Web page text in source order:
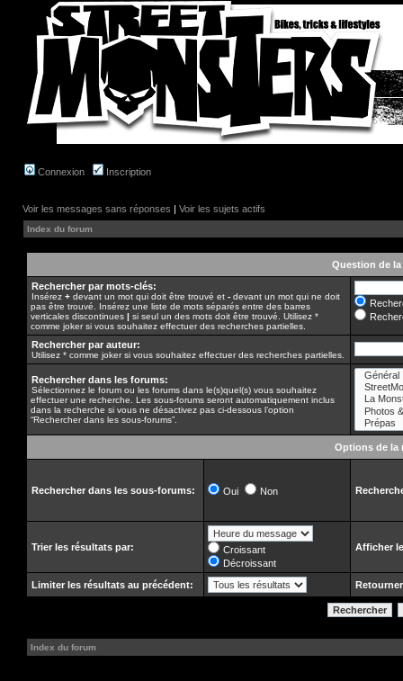
Connexion Inscription
Voir les messages sans réponses | Voir les sujets actifs
Index du forum
Question de la
Rechercher par mots-clés:
Insérez + devant un mot qui doit être trouvé et - devant un mot qui ne doit
pas être trouvé. Insérez une liste de mots séparés entre des barres
verticales discontinues | si seul un des mots doit être trouvé. Utilisez *
comme joker si vous souhaitez effectuer des recherches partielles.
Rechercher par auteur:
Utilisez * comme joker si vous souhaitez effectuer des recherches partielles.
Rechercher dans les forums:
Sélectionnez le forum ou les forums dans le(s)quel(s) vous souhaitez
effectuer une recherche. Les sous-forums seront automatiquement inclus
dans la recherche si vous ne désactivez pas ci-dessous l’option
“Rechercher dans les sous-forums”.
Options de la
Rechercher dans les sous-forums: Oui Non
Trier les résultats par:
Croissant
Décroissant
Afficher
Limiter les résultats au précédent:
Index du forum